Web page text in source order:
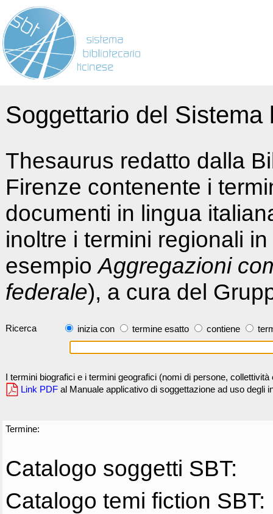
Soggettario del
Thesaurus redatto dalla
Firenze contenente i
documenti in lingua
inoltre i termini regionali
esempioAggregazioni
federale), a cura del
Ricerca inizia con termine esatto contiene
I termini biografici e i termini geografici (nomi di persone,
Link PDF al Manuale applicativo di soggettazione ad uso degli
Termine:
Catalogo soggetti SBT:
Catalogo temi fiction SBT: